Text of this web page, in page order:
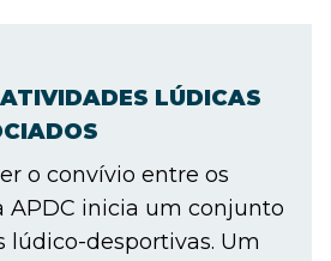
LÚDICAS
o convívio entre os
APDC inicia um conjunto
lúdico-desportivas. Um